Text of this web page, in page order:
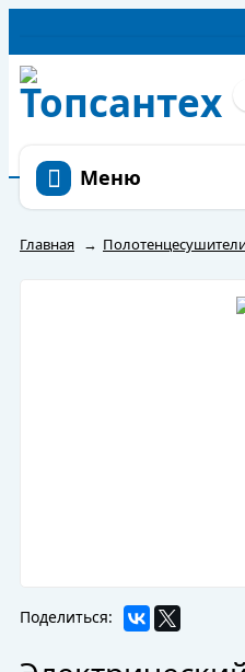
Меню
Главная →
Поделиться: